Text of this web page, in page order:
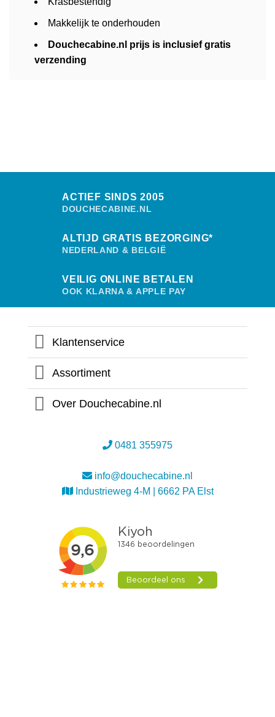
Makkelijk te onderhouden
Douchecabine.nl prijs is inclusief gratis
verzending
ACTIEF SINDS 2005
DOUCHECABINE.NL
ALTIJD GRATIS BEZORGING*
NEDERLAND & BELGIË
VEILIG ONLINE BETALEN
OOK KLARNA & APPLE PAY
Klantenservice
Assortiment
Over Douchecabine.nl
0481 355975
info@douchecabine.nl
Industrieweg 4-M | 6662 PA Elst